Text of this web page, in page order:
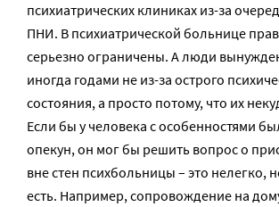
психиатрических клиниках из-за
ПНИ. В психиатрической больнице
серьезно ограничены. А люди
иногда годами не из-за острого
состояния, а просто потому, что их
Если бы у человека с особенностями
опекун, он мог бы решить вопрос о
вне стен психбольницы – это нелегко,
есть. Например, сопровождение на